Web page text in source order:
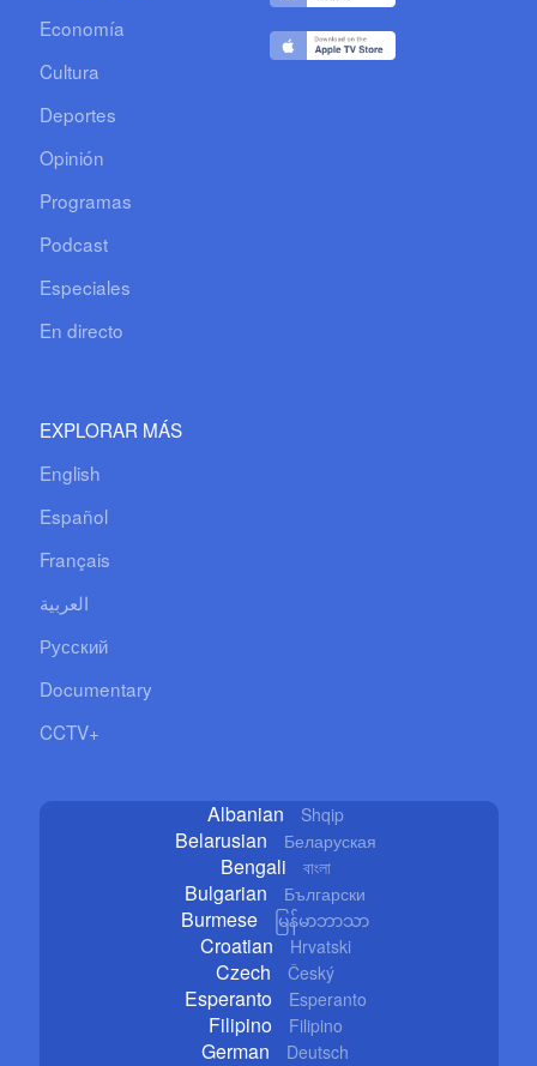
Economía
Cultura
Deportes
Opinión
Programas
Podcast
Especiales
En directo
EXPLORAR MÁS
English
Español
Français
العربية
Русский
Documentary
CCTV+
Albanian Shqip
Belarusian Беларуская
Bengali বাংলা
Bulgarian Български
Burmese မြန်မာဘာသာ
Croatian Hrvatski
Czech Český
Esperanto Esperanto
Filipino Filipino
German Deutsch